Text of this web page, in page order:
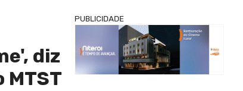
diz
MTST
PUBLICIDADE